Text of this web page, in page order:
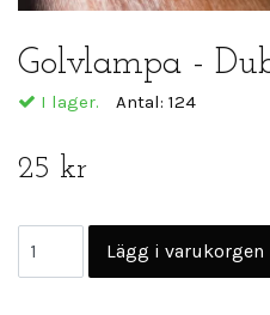
Golvlampa -
I lager. Antal: 124
25 kr